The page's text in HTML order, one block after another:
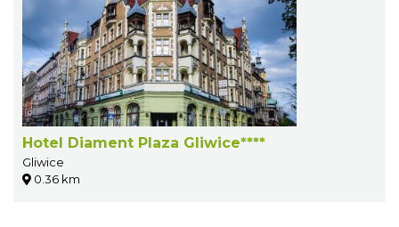
Hotel Diament Plaza Gliwice****
Gliwice
0.36 km